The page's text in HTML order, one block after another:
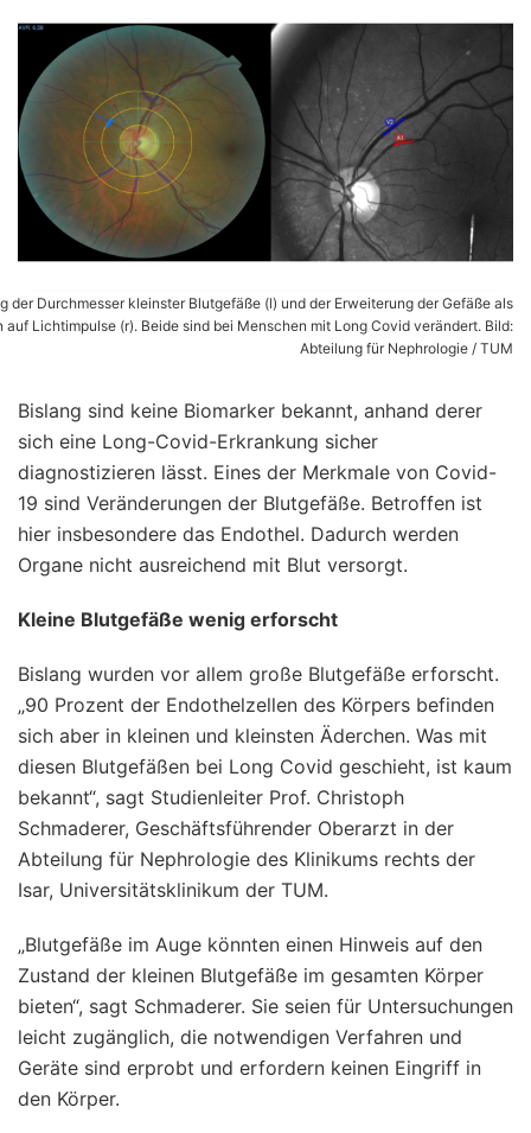
der Durchmesser kleinster Blutgefäße (l) und der Erweiterung der Gefäße als
auf Lichtimpulse (r). Beide sind bei Menschen mit Long Covid verändert. Bild:
Abteilung für Nephrologie / TUM
Bislang sind keine Biomarker bekannt, anhand derer
sich eine Long-Covid-Erkrankung sicher
diagnostizieren lässt. Eines der Merkmale von Covid-
19 sind Veränderungen der Blutgefäße. Betroffen ist
hier insbesondere das Endothel. Dadurch werden
Organe nicht ausreichend mit Blut versorgt.
Kleine Blutgefäße wenig erforscht
Bislang wurden vor allem große Blutgefäße erforscht.
„90 Prozent der Endothelzellen des Körpers befinden
sich aber in kleinen und kleinsten Äderchen. Was mit
diesen Blutgefäßen bei Long Covid geschieht, ist kaum
bekannt“, sagt Studienleiter Prof. Christoph
Schmaderer, Geschäftsführender Oberarzt in der
Abteilung für Nephrologie des Klinikums rechts der
Isar, Universitätsklinikum der TUM.
„Blutgefäße im Auge könnten einen Hinweis auf den
Zustand der kleinen Blutgefäße im gesamten Körper
bieten“, sagt Schmaderer. Sie seien für Untersuchungen
leicht zugänglich, die notwendigen Verfahren und
Geräte sind erprobt und erfordern keinen Eingriff in
den Körper.